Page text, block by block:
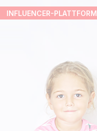
INFLUENCER-PLATTFORM